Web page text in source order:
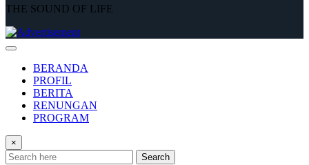
THE SOUND OF LIFE
BERANDA
PROFIL
BERITA
RENUNGAN
PROGRAM
×
Search